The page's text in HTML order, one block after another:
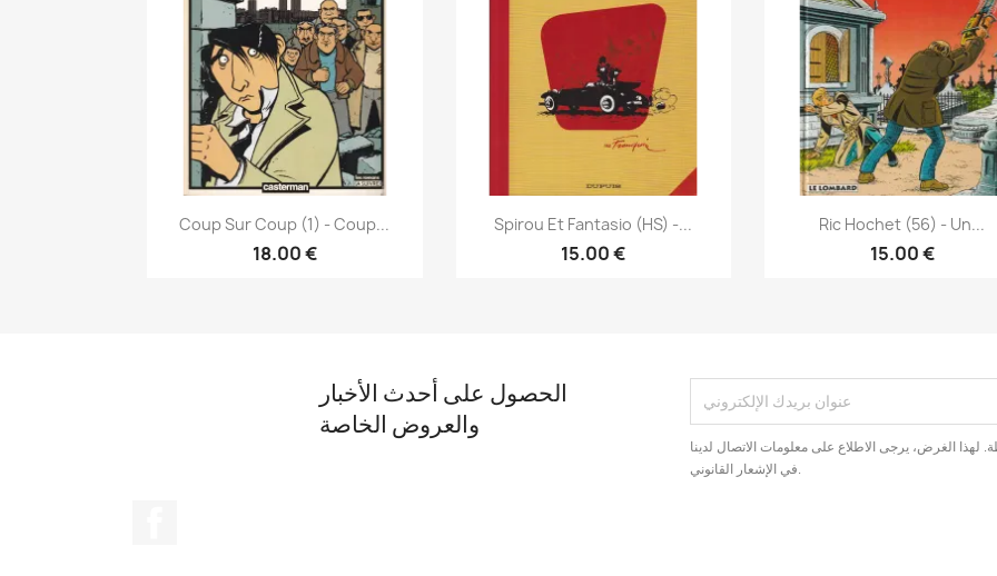
نظرة سريعة
Coup Sur Coup (1) - Coup...
18.00 €
نظرة سريعة
Spirou Et Fantasio (HS) -...
15.00 €
نظرة سريعة
Ric Hochet (56) - Un...
15.00 €
الحصول على أحدث الأخبار
والعروض الخاصة
لهذا الغرض، يرجى الاطلاع على معلومات الاتصال لدينا
في الإشعار القانوني.